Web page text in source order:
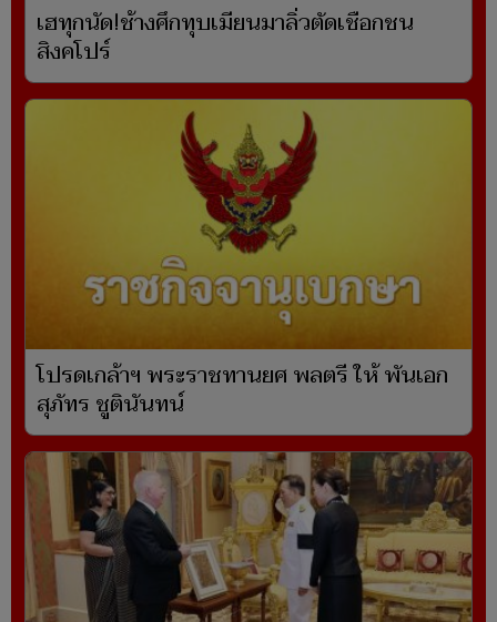
เฮทุกนัด!ช้างศึกทุบเมียนมาลิ่วตัดเชือกชน
สิงคโปร์
โปรดเกล้าฯ พระราชทานยศ พลตรี ให้ พันเอก
สุภัทร ชูตินันทน์